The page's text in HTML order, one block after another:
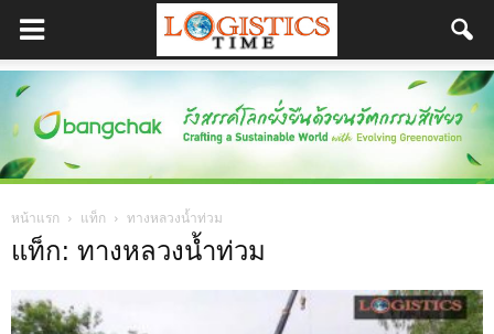
หน้าแรก แท็ก ทางหลวงน้ำท่วม
แท็ก: ทางหลวงน้ำท่วม